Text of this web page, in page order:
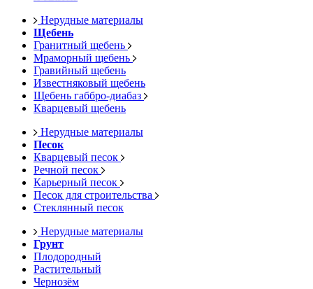
Нерудные материалы
Щебень
Гранитный щебень
Мраморный щебень
Гравийный щебень
Известняковый щебень
Щебень габбро-диабаз
Кварцевый щебень
Нерудные материалы
Песок
Кварцевый песок
Речной песок
Карьерный песок
Песок для строительства
Стеклянный песок
Нерудные материалы
Грунт
Плодородный
Растительный
Чернозём